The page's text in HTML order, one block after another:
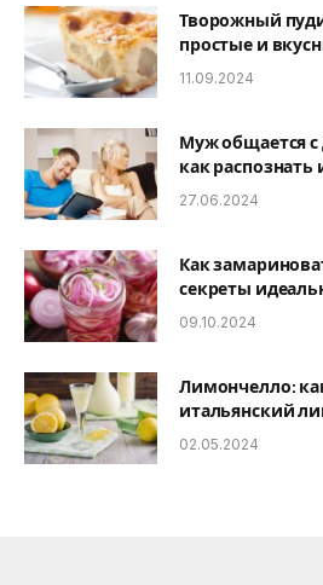
Творожный
простые и
11.09.2024
Муж общается
как распознать
27.06.2024
Как
секреты
09.10.2024
Лимончелло:
итальянский
02.05.2024